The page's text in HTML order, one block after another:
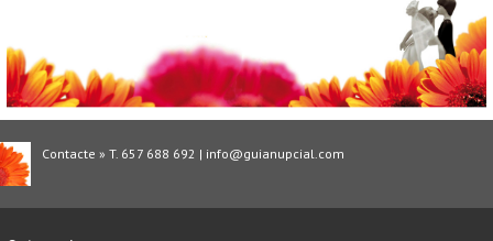
Contacte » T. 657 688 692 | info@guianupcial.com